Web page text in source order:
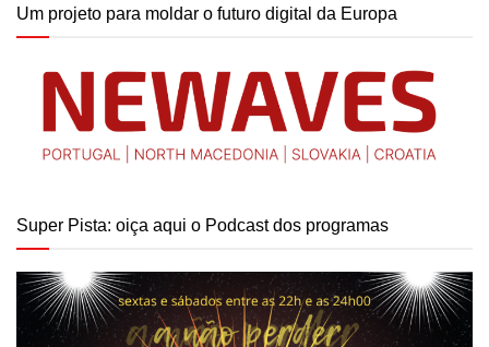
Um projeto para moldar o futuro digital da Europa
Super Pista: oiça aqui o Podcast dos programas